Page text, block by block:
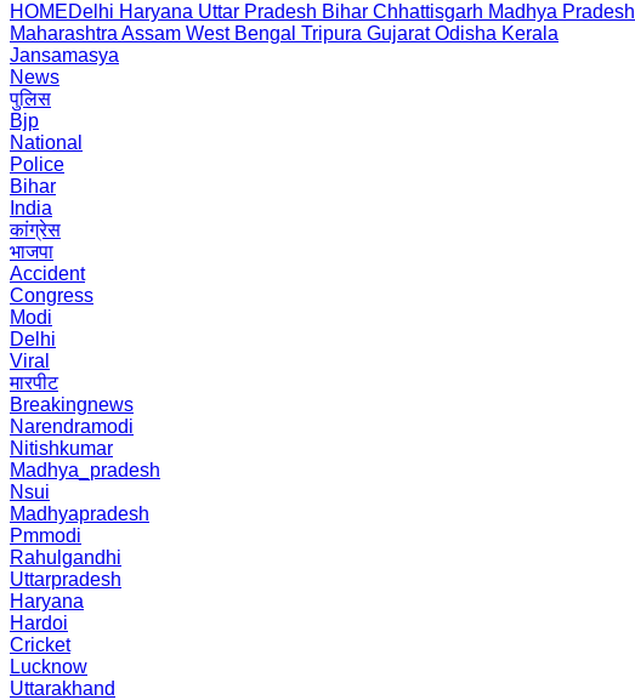
HOMEDelhi Haryana Uttar Pradesh Bihar Chhattisgarh Madhya Pradesh
Maharashtra Assam West Bengal Tripura Gujarat Odisha Kerala
Jansamasya
News
पुलिस
Bjp
National
Police
Bihar
India
कांग्रेस
भाजपा
Accident
Congress
Modi
Delhi
Viral
मारपीट
Breakingnews
Narendramodi
Nitishkumar
Madhya_pradesh
Nsui
Madhyapradesh
Pmmodi
Rahulgandhi
Uttarpradesh
Haryana
Hardoi
Cricket
Lucknow
Uttarakhand